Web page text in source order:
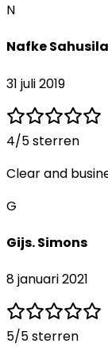
N
Nafke
31 juli 2019
4/5 sterren
Clear and
G
Gijs. Simons
8 januari 2021
5/5 sterren